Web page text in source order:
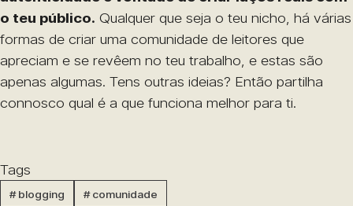
o teu público. Qualquer que seja o teu nicho, há várias
formas de criar uma comunidade de leitores que
apreciam e se revêem no teu trabalho, e estas são
apenas algumas. Tens outras ideias? Então partilha
connosco qual é a que funciona melhor para ti.
Tags
#blogging #comunidade